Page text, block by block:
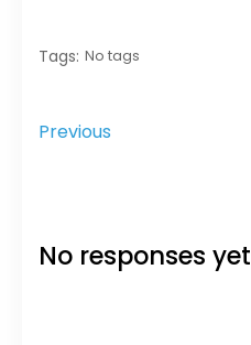
Tags: No tags
Previous
No responses yet